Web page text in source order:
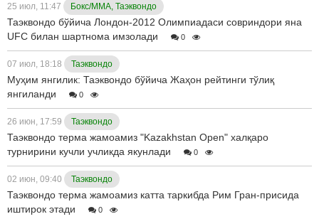
25 июл, 11:47 Бокс/ММА, Таэквондо
Таэквондо бўйича Лондон-2012 Олимпиадаси совриндори яна
UFC билан шартнома имзолади
0
07 июл, 18:18 Таэквондо
Муҳим янгилик: Таэквондо бўйича Жаҳон рейтинги тўлиқ
янгиланди
0
26 июн, 17:59 Таэквондо
Таэквондо терма жамоамиз "Kazakhstan Open" халқаро
турнирини кучли учликда якунлади
0
02 июн, 09:40 Таэквондо
Таэквондо терма жамоамиз катта таркибда Рим Гран-присида
иштирок этади
0